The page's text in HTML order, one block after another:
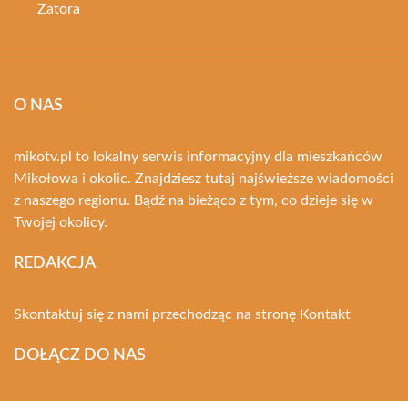
Zatora
O NAS
mikotv.pl to lokalny serwis informacyjny dla mieszkańców
Mikołowa i okolic. Znajdziesz tutaj najświeższe wiadomości
z naszego regionu. Bądź na bieżąco z tym, co dzieje się w
Twojej okolicy.
REDAKCJA
Skontaktuj się z nami przechodząc na stronę Kontakt
DOŁĄCZ DO NAS